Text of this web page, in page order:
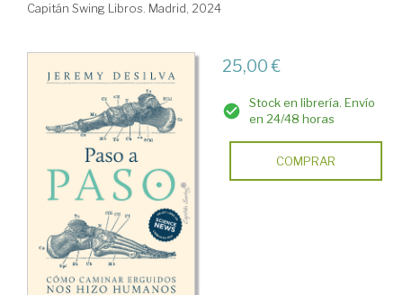
Capitán Swing Libros. Madrid, 2024
25,00 €
Stock en librería. Envío
en 24/48 horas
COMPRAR